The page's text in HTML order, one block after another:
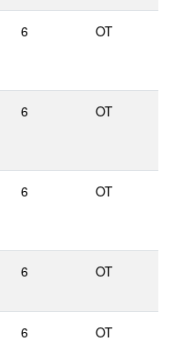
6 OT
6 OT
6 OT
6 OT
6 OT